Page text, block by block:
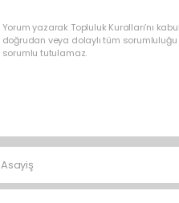
Yorum yazarak Topluluk Kuralları’nı
doğrudan veya dolaylı tüm
sorumlu tutulamaz.
Asayiş